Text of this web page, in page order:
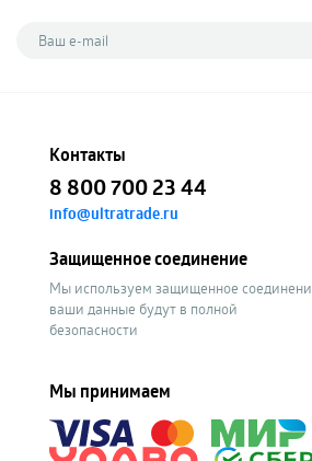
Контакты
8 800 700 23 44
info@ultratrade.ru
Защищенное соединение
Мы используем защищенное
ваши данные будут в полной
безопасности
Мы принимаем